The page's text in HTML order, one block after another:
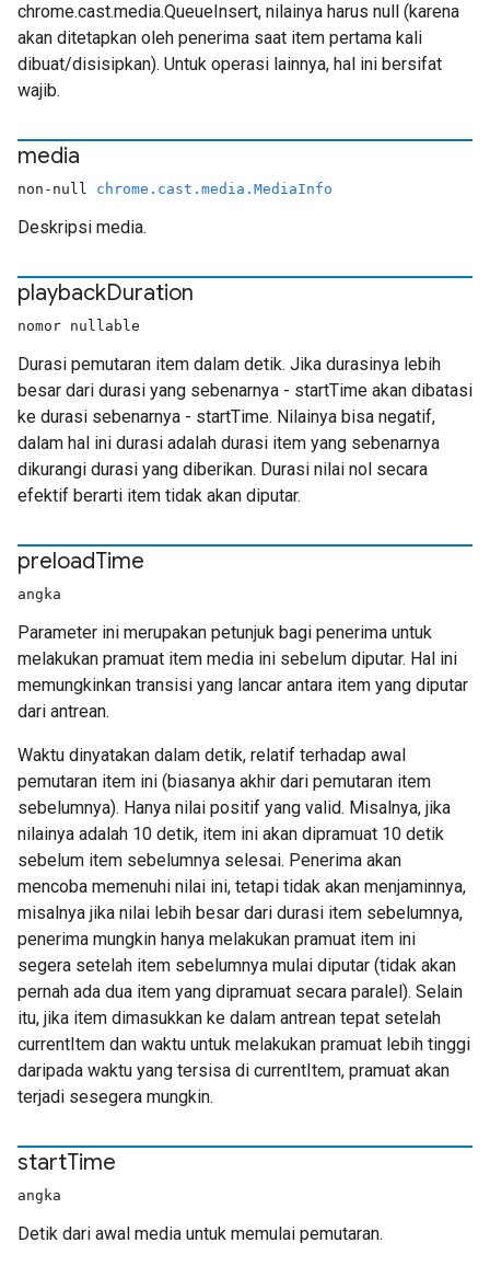
chrome.cast.media.QueueInsert, nilainya harus null (karena
akan ditetapkan oleh penerima saat item pertama kali
dibuat/disisipkan). Untuk operasi lainnya, hal ini bersifat
wajib.
media
non-null chrome.cast.media.MediaInfo
Deskripsi media.
playbackDuration
nomor nullable
Durasi pemutaran item dalam detik. Jika durasinya lebih
besar dari durasi yang sebenarnya - startTime akan dibatasi
ke durasi sebenarnya - startTime. Nilainya bisa negatif,
dalam hal ini durasi adalah durasi item yang sebenarnya
dikurangi durasi yang diberikan. Durasi nilai nol secara
efektif berarti item tidak akan diputar.
preloadTime
angka
Parameter ini merupakan petunjuk bagi penerima untuk
melakukan pramuat item media ini sebelum diputar. Hal ini
memungkinkan transisi yang lancar antara item yang diputar
dari antrean.
Waktu dinyatakan dalam detik, relatif terhadap awal
pemutaran item ini (biasanya akhir dari pemutaran item
sebelumnya). Hanya nilai positif yang valid. Misalnya, jika
nilainya adalah 10 detik, item ini akan dipramuat 10 detik
sebelum item sebelumnya selesai. Penerima akan
mencoba memenuhi nilai ini, tetapi tidak akan menjaminnya,
misalnya jika nilai lebih besar dari durasi item sebelumnya,
penerima mungkin hanya melakukan pramuat item ini
segera setelah item sebelumnya mulai diputar (tidak akan
pernah ada dua item yang dipramuat secara paralel). Selain
itu, jika item dimasukkan ke dalam antrean tepat setelah
currentItem dan waktu untuk melakukan pramuat lebih tinggi
daripada waktu yang tersisa di currentItem, pramuat akan
terjadi sesegera mungkin.
startTime
angka
Detik dari awal media untuk memulai pemutaran.